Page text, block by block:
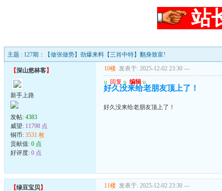
站
主题 : 127期：【做张做势】劲爆来料【三肖中特】翻身致富!
【深山悠林客】
新手上路
发帖: 4383
威望: 11798 点
铜币: 3531 枚
贡献值: 0 点
好评度: 0 点
10楼 发表于: 2025-12-02 23:30 ---
u 回复 u 编辑 u
好久没来给老朋友顶上了！
好久没来给老朋友顶上了！
【绿豆宝贝】 11楼 发表于: 2025-12-02 23:30 ---